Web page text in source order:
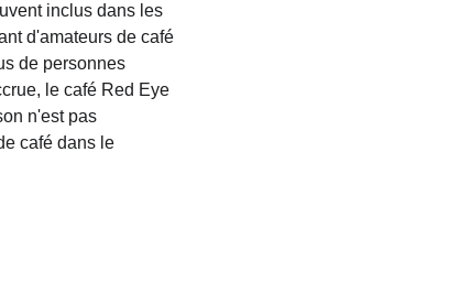
inclus dans les
d'amateurs de café
de personnes
le café Red Eye
n'est pas
café dans le